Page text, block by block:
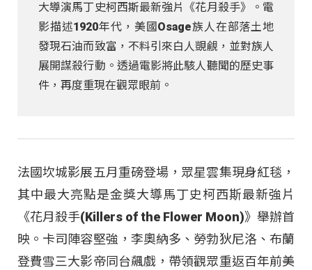
大導演馬丁史柯西斯最新強片《花月殺手》。電
影描述1920年代，美國Osage族人在部落土地
發現石油而致富，不料引來白人覬覦，並對族人
展開謀殺行動。透過電影將此駭人聽聞的歷史事
件，再度重現在觀眾眼前。
法國坎城影展五月重磅登場，眾星雲集現身紅毯，
其中最大亮點是金獎大導馬丁史柯西斯最新強片
《花月殺手(Killers of the Flower Moon)》舉辦首
映。卡司陣容堅強，李奧納多、勞勃狄尼洛、布蘭
登費雪三大影帝同台飆戲，帶領觀眾重返百年前美